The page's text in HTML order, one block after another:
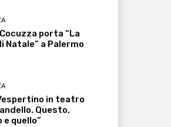
porta “La
Natale” a Palermo
in teatro
Questo,
quello”